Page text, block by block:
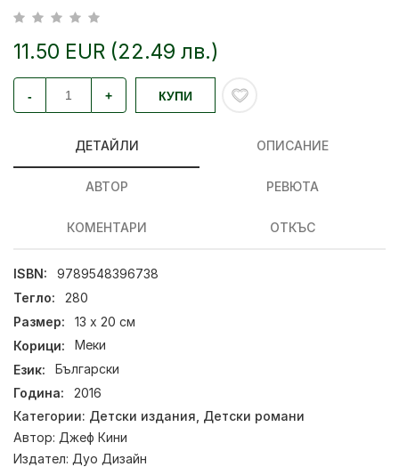
11.50 EUR (22.49 лв.)
- + КУПИ
ДЕТАЙЛИ ОПИСАНИЕ
АВТОР РЕВЮТА
КОМЕНТАРИ ОТКЪС
ISBN:
9789548396738
Тегло:
280
Размер:
13 х 20 см
Корици:
Меки
Език:
Български
Година:
2016
Категории: Детски издания Детски романи
Автор: Джеф Кини
Издател: Дуо Дизайн